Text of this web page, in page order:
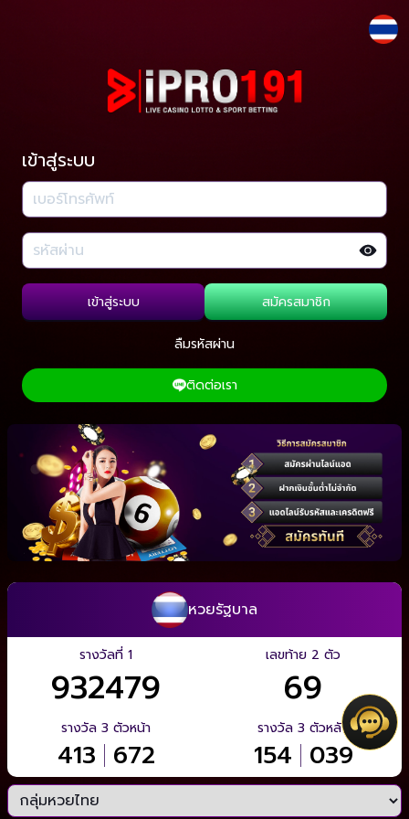
เข้าสู่ระบบ
เข้าสู่ระบบ สมัครสมาชิก
ลืมรหัสผ่าน
ติดต่อเรา
หวยรัฐบาล
รางวัลที่ 1
932479
เลขท้าย 2 ตัว
69
รางวัล 3 ตัวหน้า
413 | 672
รางวัล 3 ตัวหลัง
154 | 039